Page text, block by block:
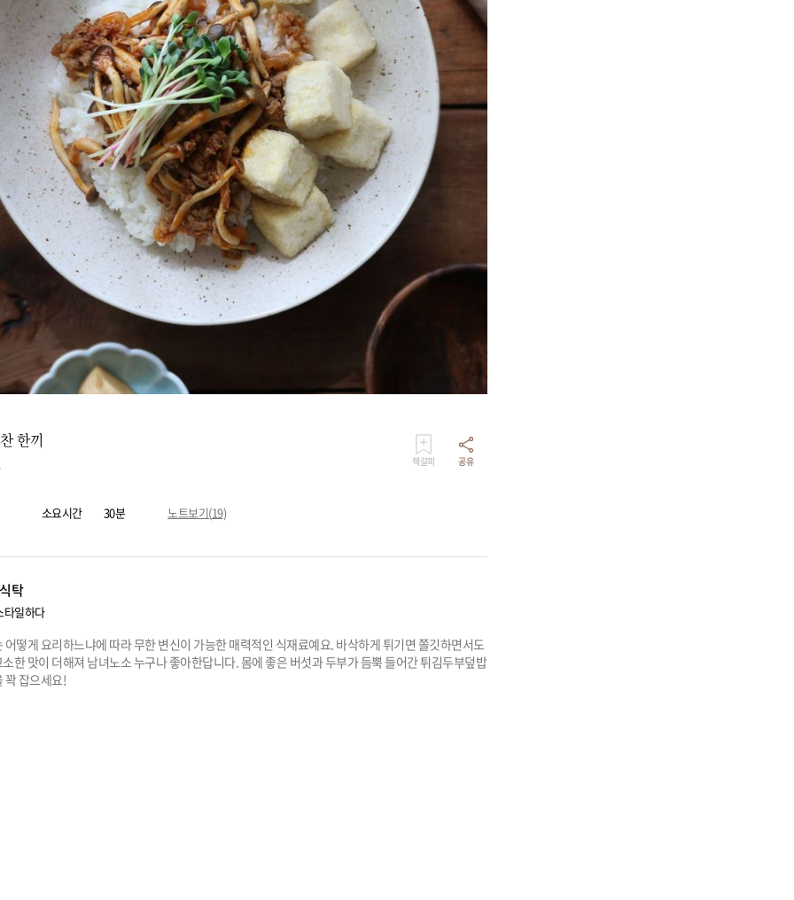
한끼
책갈피 공유
소요시간 30분 노트보기(19)
탁
타일하다
어떻게 요리하느냐에 따라 무한 변신이 가능한 매력적인 식재료예요. 바삭하게 튀기면 쫄깃하면서도
한 맛이 더해져 남녀노소 누구나 좋아한답니다. 몸에 좋은 버섯과 두부가 듬뿍 들어간 튀김두부덮밥
꽉 잡으세요!